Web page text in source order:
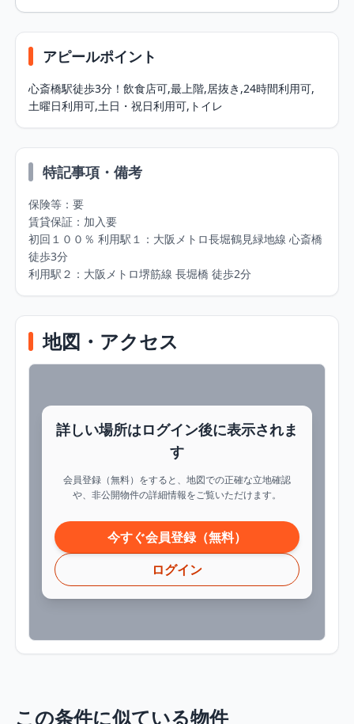
アピールポイント
心斎橋駅徒歩3分！飲⾷店可,最上階,居抜き,24時間利⽤可,
⼟曜⽇利⽤可,⼟⽇・祝⽇利⽤可,トイレ
特記事項・備考
保険等：要
賃貸保証：加⼊要
初回１００％ 利⽤駅１：⼤阪メトロ⻑堀鶴⾒緑地線 ⼼斎橋
徒歩3分
利⽤駅２：⼤阪メトロ堺筋線 ⻑堀橋 徒歩2分
地図・アクセス
詳しい場所はログイン後に表示されま
す
会員登録（無料）をすると、地図での正確な立地確認
や、非公開物件の詳細情報をご覧いただけます。
今すぐ会員登録（無料）
ログイン
この条件に似ている物件